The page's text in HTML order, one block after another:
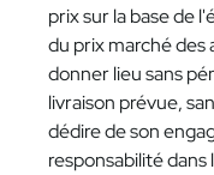
prix sur la base de
du prix marché
donner lieu sans
livraison prévue,
dédire de son
responsabilité